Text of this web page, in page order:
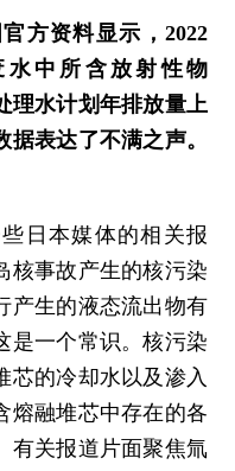
方资料显示，2022
中所含放射性物
理水计划年排放量上
表达了不满之声。
日本媒体的相关报
核事故产生的核污染
产生的液态流出物有
是一个常识。核污染
芯的冷却水以及渗入
熔融堆芯中存在的各
有关报道片面聚焦氚